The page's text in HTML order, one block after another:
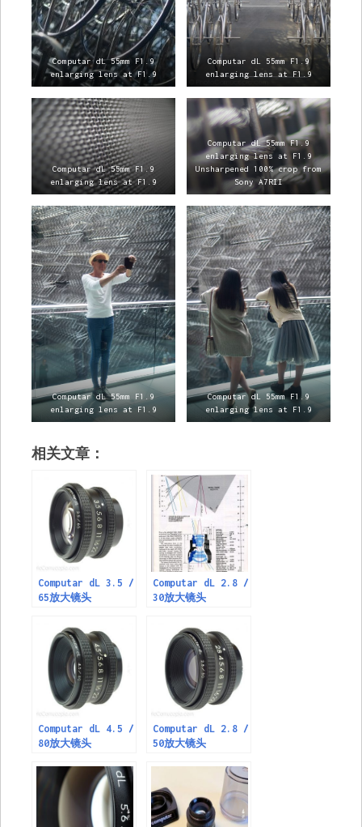
Computar dL 55mm F1.9
enlarging lens at F1.9
Computar dL 55mm F1.9
enlarging lens at F1.9
Computar dL 55mm F1.9
enlarging lens at F1.9
Computar dL 55mm F1.9
enlarging lens at F1.9
Unsharpened 100% crop from
Sony A7RII
Computar dL 55mm F1.9
enlarging lens at F1.9
Computar dL 55mm F1.9
enlarging lens at F1.9
相关文章：
Computar dL 3.5 /
65放大镜头
Computar dL 2.8 /
30放大镜头
Computar dL 4.5 /
80放大镜头
Computar dL 2.8 /
50放大镜头